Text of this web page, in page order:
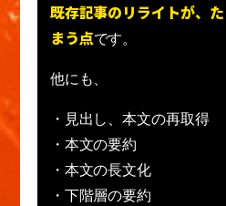
既存記事のリライトが、
まう点です。
他にも、
・見出し、本文の再取得
・本文の要約
・本文の長文化
・下階層の要約